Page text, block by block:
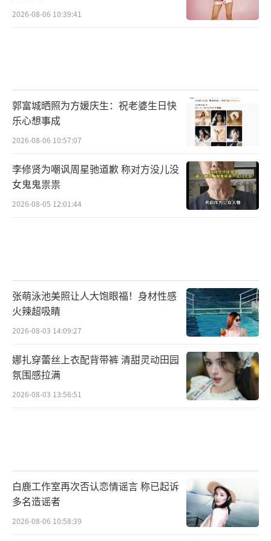
2026-08-06 10:39:41
郭富城晒照为方媛庆生：祝老婆生日快
乐心想事成
2026-08-06 10:57:07
李修贤为嘲讽周星驰道歉 称对方没儿没
女鬼鬼祟祟
2026-08-05 12:01:44
张萌泳池美照让人大饱眼福！身材性感
火辣超吸睛
2026-08-03 14:09:27
娜扎穿蕾丝上衣配背带裤 清甜灵动田园
氛围感拉满
2026-08-03 13:56:51
白鹿工作室再次否认恋情谣言 称已起诉
多名造谣者
2026-08-06 10:58:39